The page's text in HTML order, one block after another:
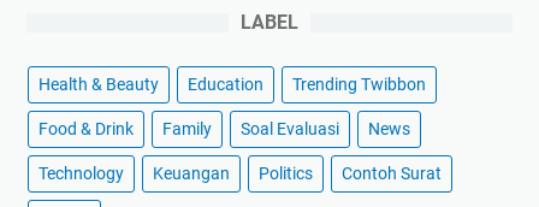
LABEL
Health & Beauty Education Trending Twibbon
Food & Drink Family Soal Evaluasi News
Technology Keuangan Politics Contoh Surat